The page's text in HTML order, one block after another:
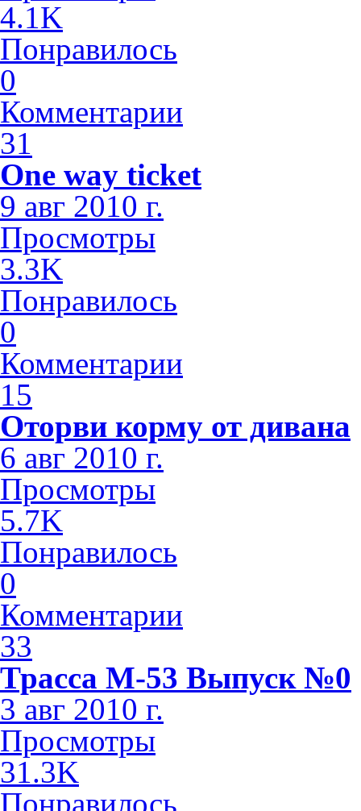
4.1K
Понравилось
0
Комментарии
31
One way ticket
9 авг 2010 г.
Просмотры
3.3K
Понравилось
0
Комментарии
15
Оторви корму от дивана
6 авг 2010 г.
Просмотры
5.7K
Понравилось
0
Комментарии
33
Трасса М-53 Выпуск №0
3 авг 2010 г.
Просмотры
31.3K
Понравилось